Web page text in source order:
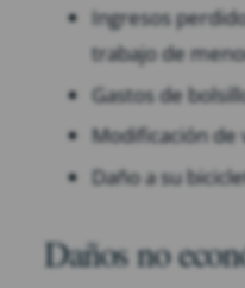
Ingresos
trabajo de
Gastos de
Modificación de
Daño a su
Daños no